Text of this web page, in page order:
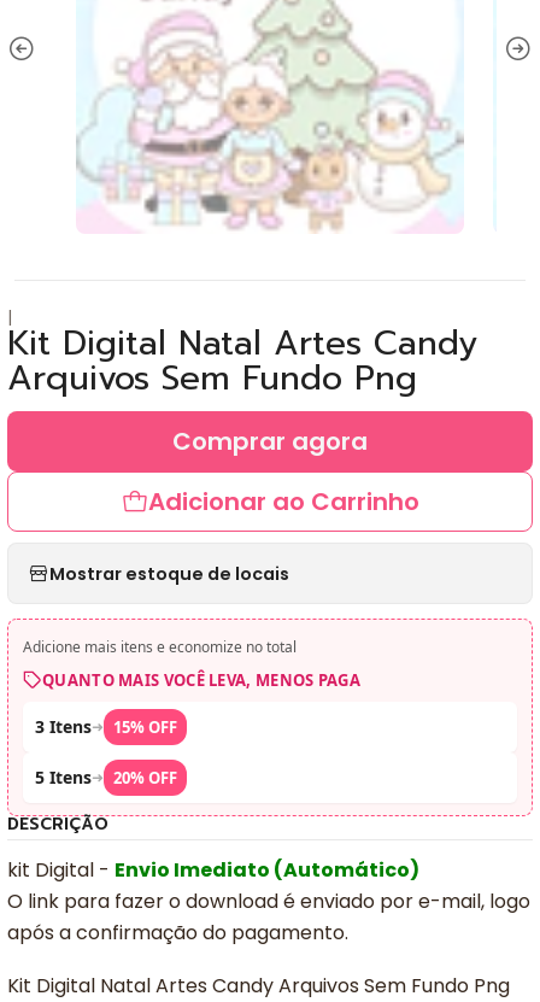
Kit Digital Natal Artes Candy
Arquivos Sem Fundo Png
Adicionar ao Carrinho
Comprar agora
Mostrar estoque de locais
Adicione mais itens e economize no total
QUANTO MAIS VOCÊ LEVA, MENOS PAGA
3 Itens➜ 15% OFF
5 Itens➜ 20% OFF
DESCRIÇÃO
kit Digital - Envio Imediato (Automático)
O link para fazer o download é enviado por e-mail, logo
após a confirmação do pagamento.
Kit Digital Natal Artes Candy Arquivos Sem Fundo Png